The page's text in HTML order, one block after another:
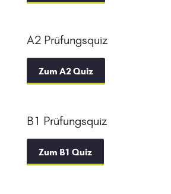
A2 Prüfungsquiz
Zum A2 Quiz
B1 Prüfungsquiz
Zum B1 Quiz